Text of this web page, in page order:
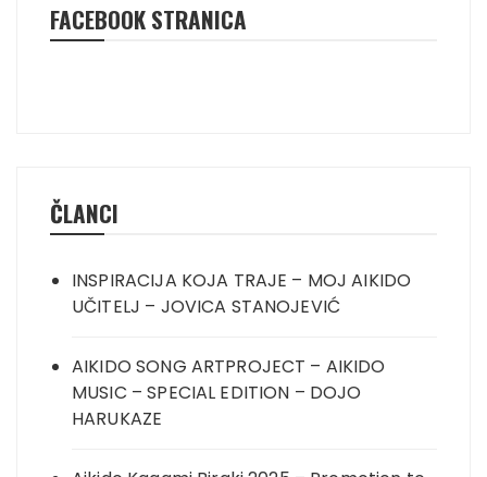
FACEBOOK STRANICA
ČLANCI
INSPIRACIJA KOJA TRAJE – MOJ AIKIDO
UČITELJ – JOVICA STANOJEVIĆ
AIKIDO SONG ARTPROJECT – AIKIDO
MUSIC – SPECIAL EDITION – DOJO
HARUKAZE